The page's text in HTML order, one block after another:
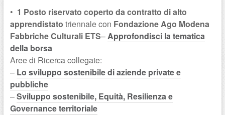
• 1 Posto riservato coperto da contratto di alto
apprendistato triennale con Fondazione Ago Modena
Fabbriche Culturali ETS–Approfondisci la tematica
della borsa
Aree di Ricerca collegate:
– Lo sviluppo sostenibile di aziende private e
pubbliche
–Sviluppo sostenibile, Equità, Resilienza e
Governance territoriale